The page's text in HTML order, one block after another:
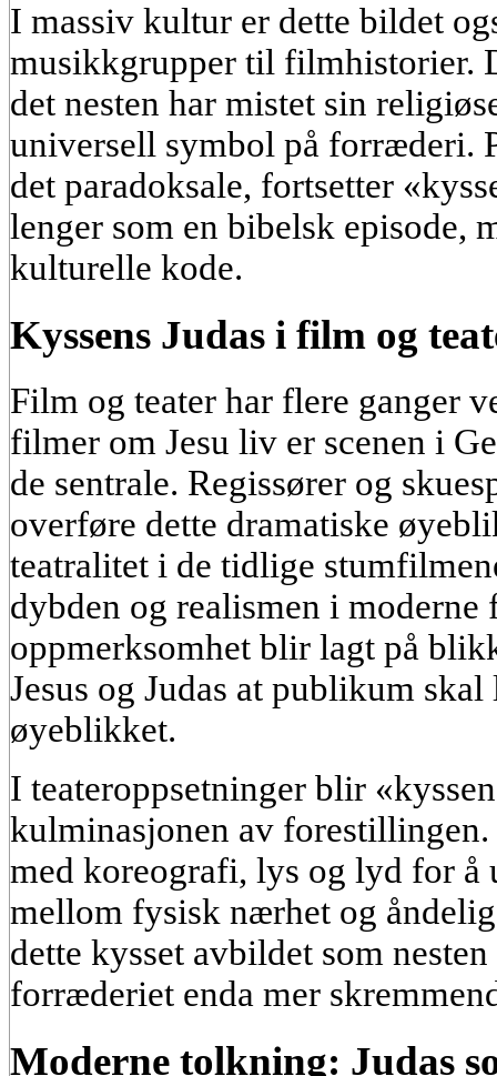
I massiv kultur er dette bildet
musikkgrupper til filmhistorier.
det nesten har mistet sin
universell symbol på forræderi.
det paradoksale, fortsetter
lenger som en bibelsk episode,
kulturelle kode.
Kyssens Judas i film og
Film og teater har flere ganger
filmer om Jesu liv er scenen i
de sentrale. Regissører og
overføre dette dramatiske
teatralitet i de tidlige
dybden og realismen i moderne
oppmerksomhet blir lagt på
Jesus og Judas at publikum
øyeblikket.
I teateroppsetninger blir
kulminasjonen av forestillingen.
med koreografi, lys og lyd for å
mellom fysisk nærhet og
dette kysset avbildet som
forræderiet enda mer
Moderne tolkning: Judas